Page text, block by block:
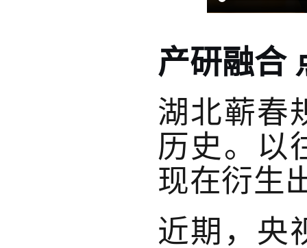
产研融合
湖北蕲春
历史。以
现在衍生
近期，央